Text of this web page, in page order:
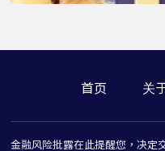
首页 关
金融风险批露在此提醒您，决定